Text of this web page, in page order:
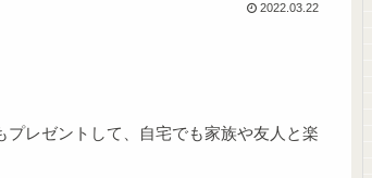
2022.03.22
レゼントして、自宅でも家族や友人と楽